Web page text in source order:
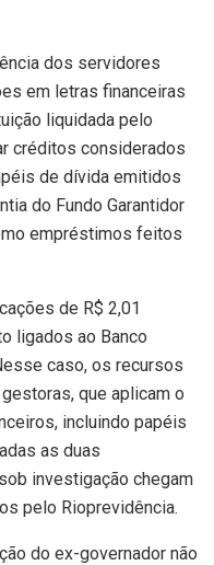
dos servidores
em letras financeiras
liquidada pelo
créditos considerados
de dívida emitidos
do Fundo Garantidor
empréstimos feitos
de R$ 2,01
ligados ao Banco
caso, os recursos
que aplicam o
incluindo papéis
as duas
investigação chegam
pelo Rioprevidência.
do ex-governador não